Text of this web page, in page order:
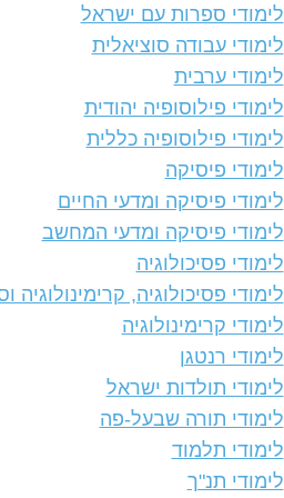
לימודי ספרות עם ישראל
לימודי עבודה סוציאלית
לימודי ערבית
לימודי פילוסופיה יהודית
לימודי פילוסופיה כללית
לימודי פיסיקה
לימודי פיסיקה ומדעי החיים
לימודי פיסיקה ומדעי המחשב
לימודי פסיכולוגיה
לימודי פסיכולוגיה, קרימינולוגיה
לימודי קרימינולוגיה
לימודי רנטגן
לימודי תולדות ישראל
לימודי תורה שבעל-פה
לימודי תלמוד
לימודי תנ"ך